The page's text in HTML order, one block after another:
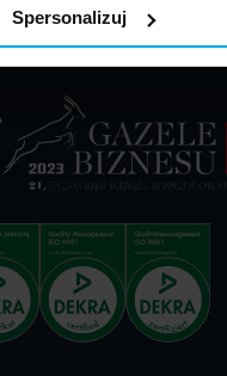
SpersonalizujKodeks postępowania